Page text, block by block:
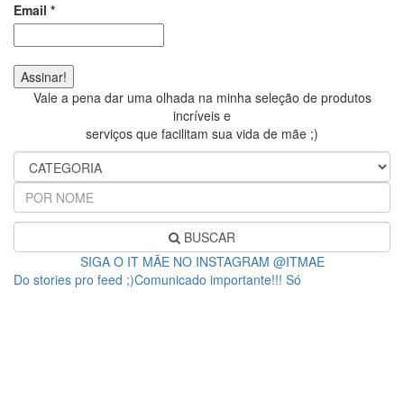
Email *
Vale a pena dar uma olhada na minha seleção de produtos
incríveis e
serviços que facilitam sua vida de mãe ;)
BUSCAR
SIGA O IT MÃE NO INSTAGRAM @ITMAE
Do stories pro feed ;)Comunicado importante!!! Só